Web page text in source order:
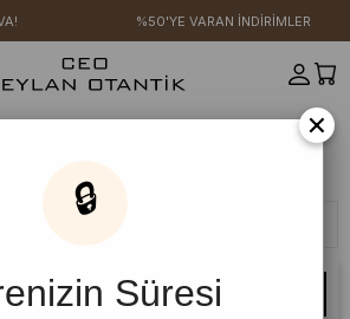
%50'YE VARAN İNDİRİMLER
Etekli Salopet
×
🔒
Süresi